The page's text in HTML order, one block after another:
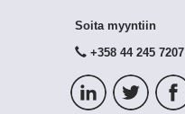
Soita myyntiin
+358 44 245 7207